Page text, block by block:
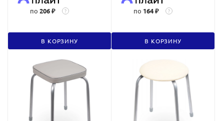
по 206 ₽ ?
В КОРЗИНУ
по 164 ₽ ?
В КОРЗИНУ